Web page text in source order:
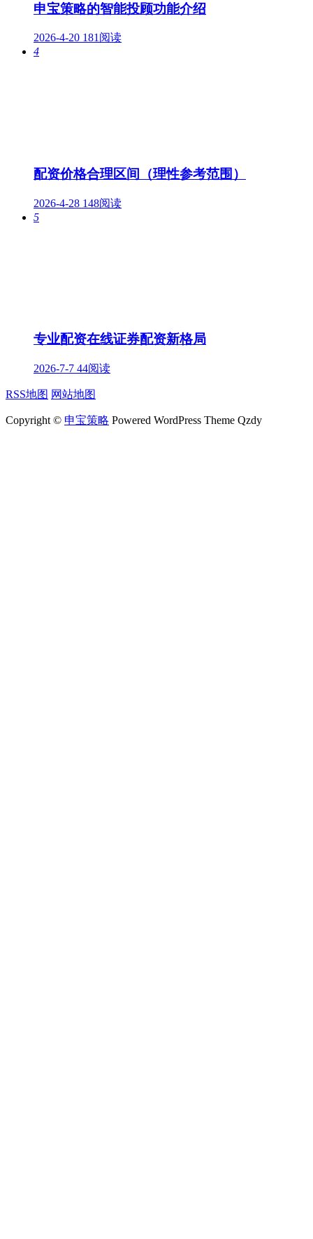
申宝策略的智能投顾功能介绍
2026-4-20 181阅读
4
配资价格合理区间（理性参考范围）
2026-4-28 148阅读
5
专业配资在线证券配资新格局
2026-7-7 44阅读
RSS地图 网站地图
Copyright © 申宝策略 Powered WordPress Theme Qzdy